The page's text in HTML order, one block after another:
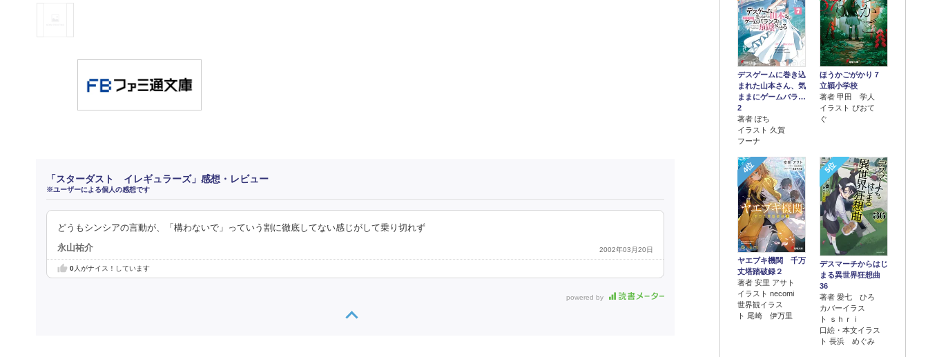
「スターダスト イレギュラーズ」感想・レビュー
※ユーザーによる個人の感想です
どうもシンシアの言動が、「構わないで」っていう割に徹底してない感じがして乗り切れず
永山祐介 2002年03月20日
0人がナイス！しています
powered by
デスゲームに巻き込
まれた山本さん、気
ままにゲームバラ…
2
著者 ぽち
イラスト 久賀
フーナ
ほうかごがかり７
立穎小学校
著者 甲田 学人
イラスト ぴおて
ぐ
4位
ヤエブキ機関 千万
丈塔踏破録２
著者 安里 アサト
イラスト necomi
世界観イラス
ト 尾崎 伊万里
5位
デスマーチからはじ
まる異世界狂想曲
36
著者 愛七 ひろ
カバーイラス
ト ｓｈｒｉ
口絵・本文イラス
ト 長浜 めぐみ